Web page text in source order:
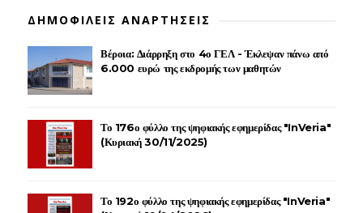
ΔΗΜΟΦΙΛΕΙΣ ΑΝΑΡΤΗΣΕΙΣ
Βέροια: Διάρρηξη στο 4ο ΓΕΛ - Έκλεψαν πάνω από
6.000 ευρώ της εκδρομής των μαθητών
Το 176ο φύλλο της ψηφιακής εφημερίδας "InVeria"
(Κυριακή 30/11/2025)
Το 192ο φύλλο της ψηφιακής εφημερίδας "InVeria"